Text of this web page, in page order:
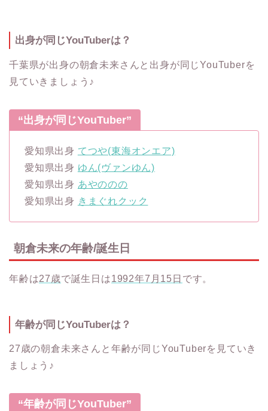
出身が同じYouTuberは？
千葉県が出身の朝倉未来さんと出身が同じYouTuberを
見ていきましょう♪
“出身が同じYouTuber”
愛知県出身 てつや(東海オンエア)
愛知県出身 ゆん(ヴァンゆん)
愛知県出身 あやののの
愛知県出身 きまぐれクック
朝倉未来の年齢/誕生日
年齢は27歳で誕生日は1992年7月15日 です。
年齢が同じYouTuberは？
27歳の朝倉未来さんと年齢が同じYouTuberを見ていき
ましょう♪
“年齢が同じYouTuber”